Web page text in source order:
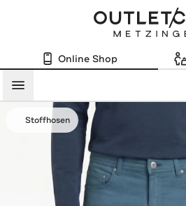
Online Shop
Menü
Stoffhosen